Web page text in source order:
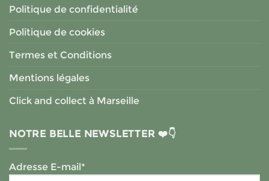
Politique de confidentialité
Politique de cookies
Termes et Conditions
Mentions légales
Click and collect à Marseille
NOTRE BELLE NEWSLETTER ❤️👇
Adresse E-mail*